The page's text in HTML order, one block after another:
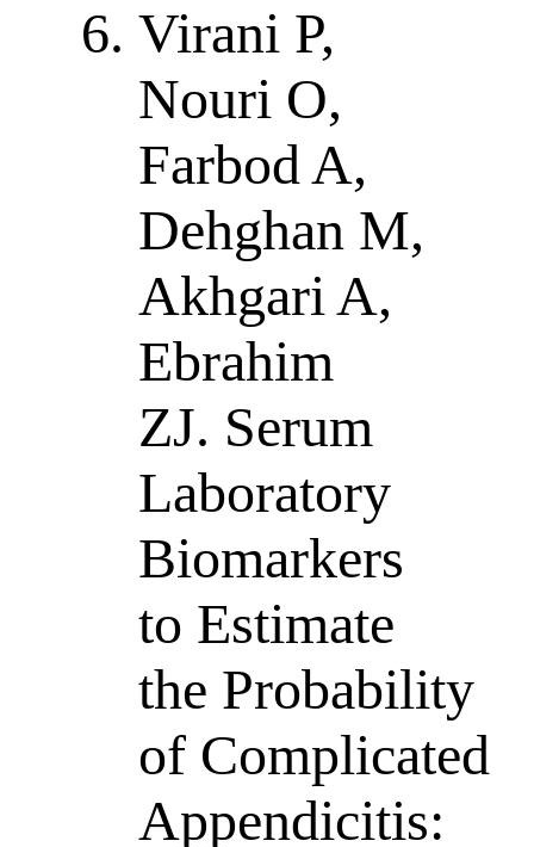
Virani P,
Nouri O,
Farbod A,
Dehghan M,
Akhgari A,
Ebrahim
ZJ. Serum
Laboratory
Biomarkers
to Estimate
the Probability
of Complicated
Appendicitis: